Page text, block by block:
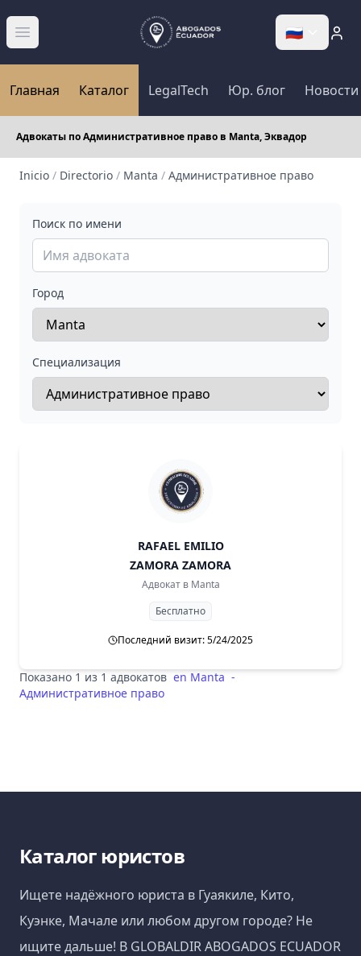
Abrir menú 🇷🇺
Главная Каталог LegalTech Юр. блог Новости
Адвокаты по Административное право в Manta, Эквадор
Inicio / Directorio / Manta / Административное право
Поиск по имени
Город
Специализация
RAFAEL EMILIO
ZAMORA ZAMORA
Адвокат в Manta
Бесплатно
Последний визит: 5/24/2025
Показано 1 из 1 адвокатов en Manta -
Административное право
Каталог юристов
Ищете надёжного юриста в Гуаякиле, Кито,
Куэнке, Мачале или любом другом городе? Не
ищите дальше! В GLOBALDIR ABOGADOS ECUADOR